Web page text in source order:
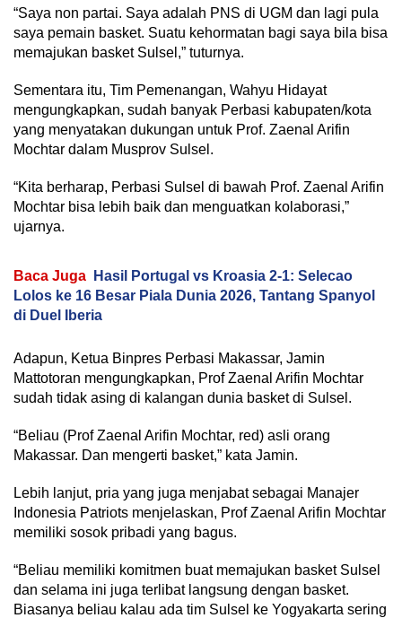
“Saya non partai. Saya adalah PNS di UGM dan lagi pula
saya pemain basket. Suatu kehormatan bagi saya bila bisa
memajukan basket Sulsel,” tuturnya.
Sementara itu, Tim Pemenangan, Wahyu Hidayat
mengungkapkan, sudah banyak Perbasi kabupaten/kota
yang menyatakan dukungan untuk Prof. Zaenal Arifin
Mochtar dalam Musprov Sulsel.
“Kita berharap, Perbasi Sulsel di bawah Prof. Zaenal Arifin
Mochtar bisa lebih baik dan menguatkan kolaborasi,”
ujarnya.
Baca Juga
Hasil Portugal vs Kroasia 2-1: Selecao
Lolos ke 16 Besar Piala Dunia 2026, Tantang Spanyol
di Duel Iberia
Adapun, Ketua Binpres Perbasi Makassar, Jamin
Mattotoran mengungkapkan, Prof Zaenal Arifin Mochtar
sudah tidak asing di kalangan dunia basket di Sulsel.
“Beliau (Prof Zaenal Arifin Mochtar, red) asli orang
Makassar. Dan mengerti basket,” kata Jamin.
Lebih lanjut, pria yang juga menjabat sebagai Manajer
Indonesia Patriots menjelaskan, Prof Zaenal Arifin Mochtar
memiliki sosok pribadi yang bagus.
“Beliau memiliki komitmen buat memajukan basket Sulsel
dan selama ini juga terlibat langsung dengan basket.
Biasanya beliau kalau ada tim Sulsel ke Yogyakarta sering